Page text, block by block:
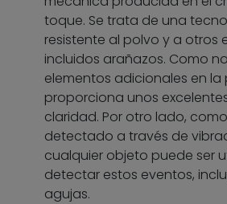
toque. Se trata de una
resistente al polvo y a otros
incluidos arañazos. Como
elementos adicionales en
proporciona unos
claridad. Por otro lado,
detectado a través de
cualquier objeto puede ser
detectar estos eventos,
agujas.